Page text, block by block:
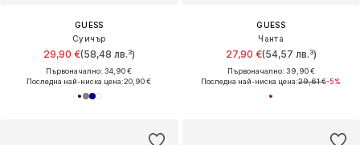
GUESS
Суичър
29,90 €(58,48 лв.³)
Първоначално: 34,90 €
Последна най-ниска цена:20,90 €
GUESS
Чанта
27,90 €(54,57 лв.³)
Първоначално: 39,90 €
Последна най-ниска цена:29,61 €-5%